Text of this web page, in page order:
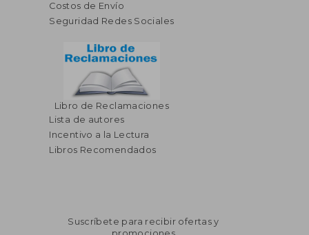
Costos de Envío
Seguridad Redes Sociales
Libro de Reclamaciones
Lista de autores
Incentivo a la Lectura
Libros Recomendados
Suscríbete para recibir ofertas y